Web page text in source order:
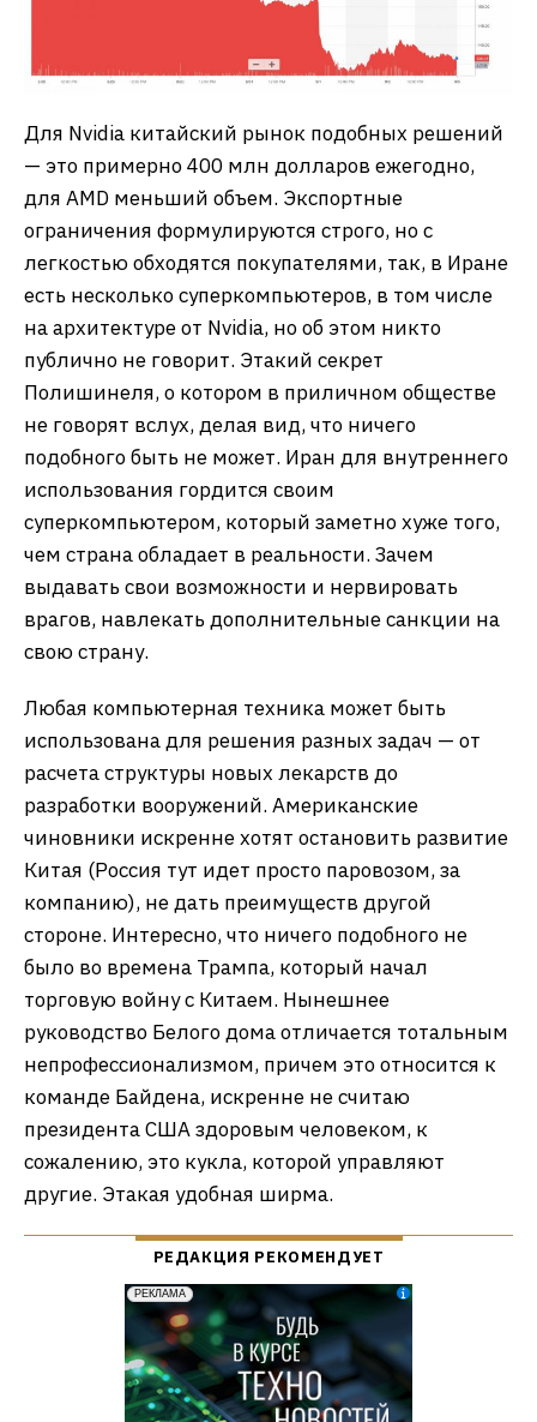
Для Nvidia китайский рынок подобных решений
— это примерно 400 млн долларов ежегодно,
для AMD меньший объем. Экспортные
ограничения формулируются строго, но с
легкостью обходятся покупателями, так, в Иране
есть несколько суперкомпьютеров, в том числе
на архитектуре от Nvidia, но об этом никто
публично не говорит. Этакий секрет
Полишинеля, о котором в приличном обществе
не говорят вслух, делая вид, что ничего
подобного быть не может. Иран для внутреннего
использования гордится своим
суперкомпьютером, который заметно хуже того,
чем страна обладает в реальности. Зачем
выдавать свои возможности и нервировать
врагов, навлекать дополнительные санкции на
свою страну.
Любая компьютерная техника может быть
использована для решения разных задач — от
расчета структуры новых лекарств до
разработки вооружений. Американские
чиновники искренне хотят остановить развитие
Китая (Россия тут идет просто паровозом, за
компанию), не дать преимуществ другой
стороне. Интересно, что ничего подобного не
было во времена Трампа, который начал
торговую войну с Китаем. Нынешнее
руководство Белого дома отличается тотальным
непрофессионализмом, причем это относится к
команде Байдена, искренне не считаю
президента США здоровым человеком, к
сожалению, это кукла, которой управляют
другие. Этакая удобная ширма.